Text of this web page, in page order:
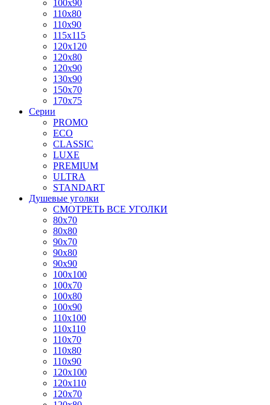
100x90
110x80
110x90
115x115
120x120
120x80
120x90
130x90
150x70
170x75
Серии
PROMO
ECO
CLASSIC
LUXE
PREMIUM
ULTRA
STANDART
Душевые уголки
СМОТРЕТЬ ВСЕ УГОЛКИ
80x70
80x80
90x70
90x80
90x90
100x100
100x70
100x80
100x90
110x100
110x110
110x70
110x80
110x90
120x100
120x110
120x70